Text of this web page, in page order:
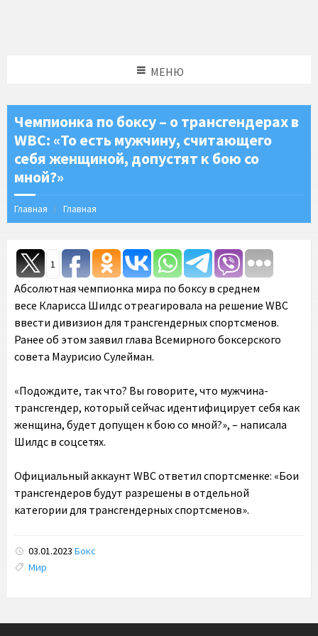
МЕНЮ
Чемпионка по боксу – о трансгендерах в
WBC: «То есть мужчину, считающего
себя женщиной, допустят к бою со
мной?»
Главная Главная
1
Абсолютная чемпионка мира по боксу в среднем
весе Кларисса Шилдс отреагировала на решение WBC
ввести дивизион для трансгендерных спортсменов.
Ранее об этом заявил глава Всемирного боксерского
совета Маурисио Сулейман.
«Подождите, так что? Вы говорите, что мужчина-
трансгендер, который сейчас идентифицирует себя как
женщина, будет допущен к бою со мной?», – написала
Шилдс в соцсетях.
Официальный аккаунт WBC ответил спортсменке: «Бои
трансгендеров будут разрешены в отдельной
категории для трансгендерных спортсменов».
03.01.2023 Бокс
Tags:
Мир